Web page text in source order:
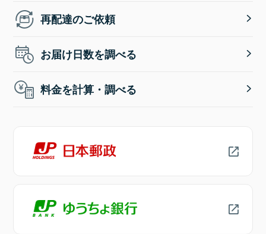
再配達のご依頼
お届け日数を調べる
料金を計算・調べる